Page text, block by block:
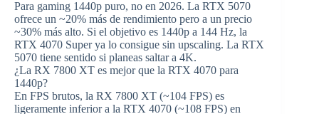
Para gaming 1440p puro, no en 2026. La RTX 5070
ofrece un ~20% más de rendimiento pero a un precio
~30% más alto. Si el objetivo es 1440p a 144 Hz, la
RTX 4070 Super ya lo consigue sin upscaling. La RTX
5070 tiene sentido si planeas saltar a 4K.
¿La RX 7800 XT es mejor que la RTX 4070 para
1440p?
En FPS brutos, la RX 7800 XT (~104 FPS) es
ligeramente inferior a la RTX 4070 (~108 FPS) en